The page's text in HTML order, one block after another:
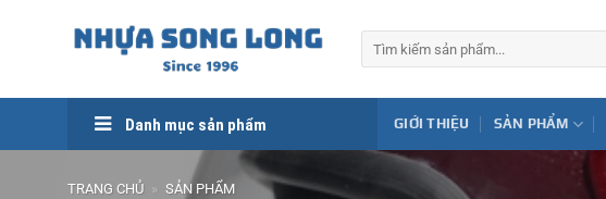
Danh mục sản phẩm GIỚI THIỆU SẢN PHẨM
TRANG CHỦ » SẢN PHẨM